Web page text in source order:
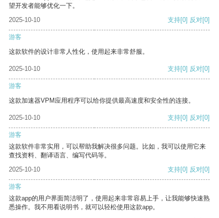
望开发者能够优化一下。
2025-10-10
支持[0] 反对[0]
游客
这款软件的设计非常人性化，使用起来非常舒服。
2025-10-10 支持[0] 反对[0]
游客
这款加速器VPM应用程序可以给你提供最高速度和安全性的连接。
2025-10-10 支持[0] 反对[0]
游客
这款软件非常实用，可以帮助我解决很多问题。比如，我可以使用它来
查找资料、翻译语言、编写代码等。
2025-10-10
支持[0] 反对[0]
游客
这款app的用户界面简洁明了，使用起来非常容易上手，让我能够快速熟
悉操作。我不用看说明书，就可以轻松使用这款app。